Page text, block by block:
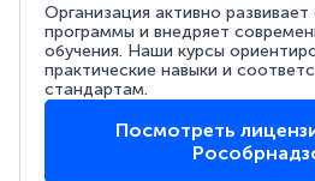
Организация активно
программы и внедряет
обучения. Наши курсы
практические навыки и
стандартам.
Посмотреть